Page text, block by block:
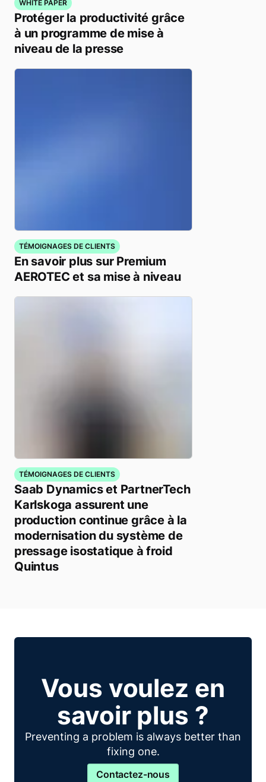
WHITE PAPER
Protéger la productivité grâce
à un programme de mise à
niveau de la presse
TÉMOIGNAGES DE CLIENTS
En savoir plus sur Premium
AEROTEC et sa mise à niveau
TÉMOIGNAGES DE CLIENTS
Saab Dynamics et PartnerTech
Karlskoga assurent une
production continue grâce à la
modernisation du système de
pressage isostatique à froid
Quintus
Vous voulez en
savoir plus ?
Preventing a problem is always better than
fixing one.
Contactez-nous